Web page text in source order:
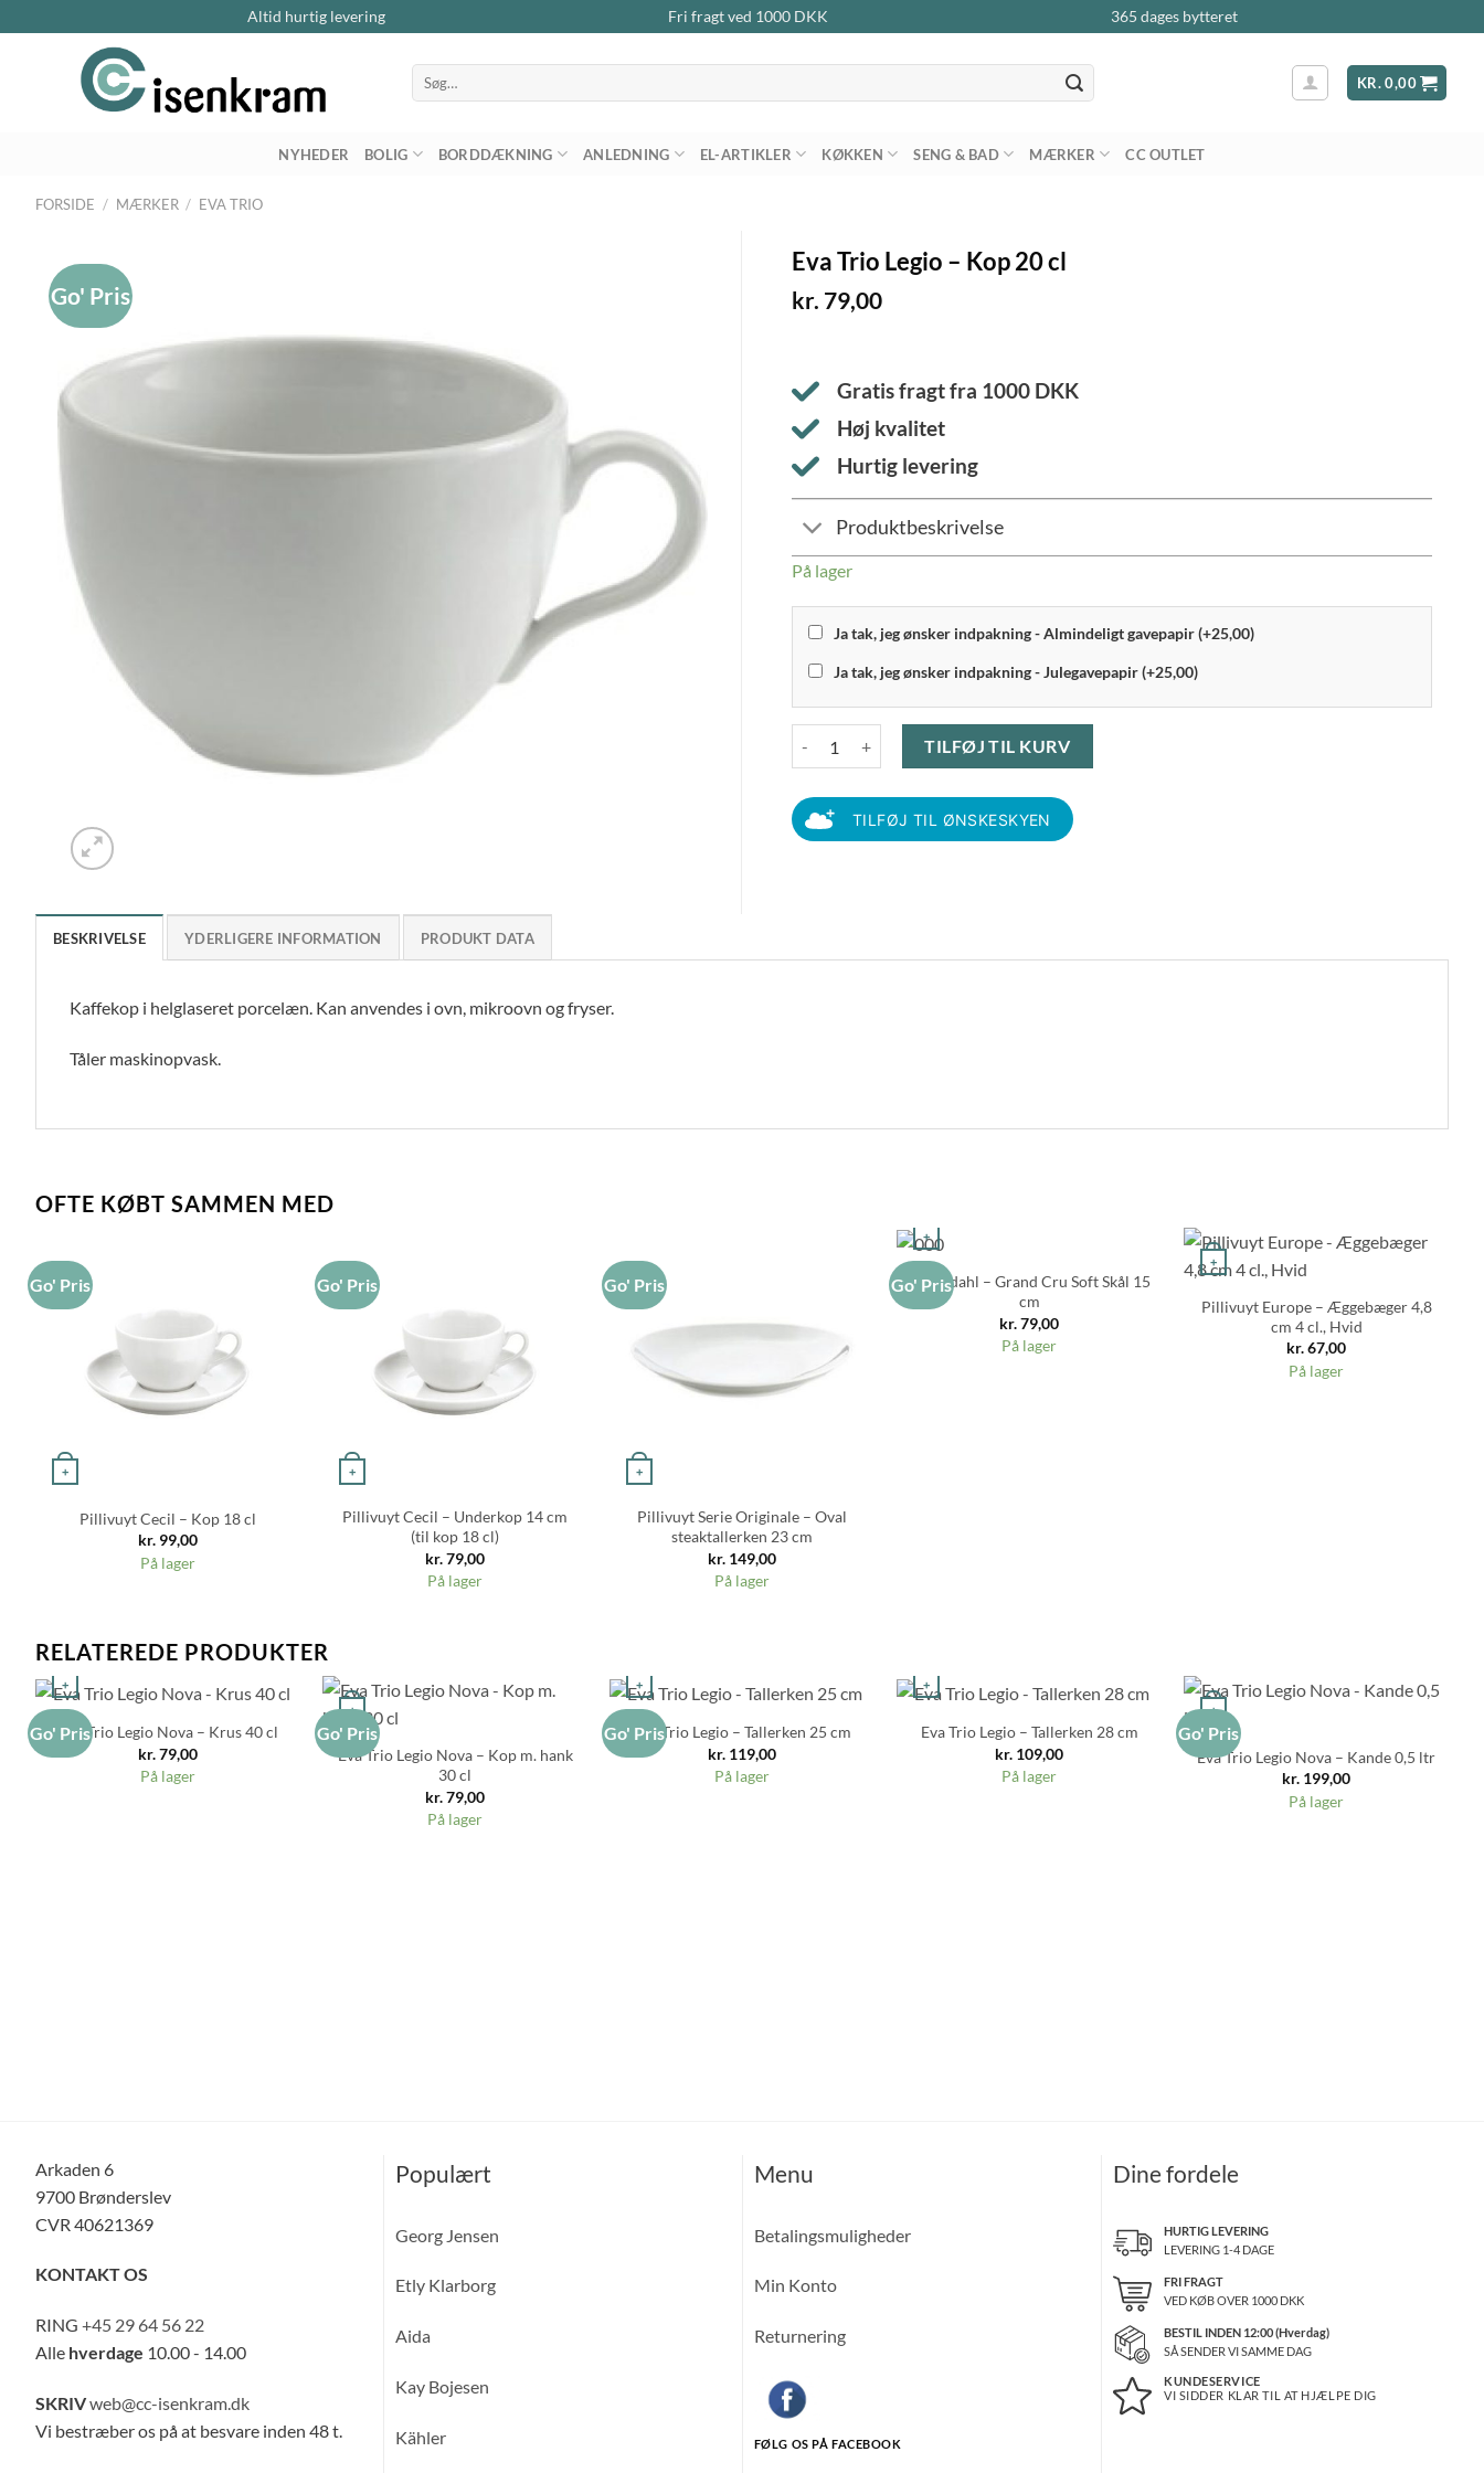
Altid hurtig levering Fri fragt ved 1000DKK 365 dages bytteret
Søg
efter:
KR.0,00
NYHEDER BOLIG BORDDÆKNING ANLEDNING EL-ARTIKLER KØKKEN SENG & BAD MÆRKER CC OUTLET
FORSIDE / MÆRKER / EVA TRIO
Go' Pris
Eva Trio Legio – Kop 20 cl
kr. 79,00
Gratis fragt fra 1000 DKK
Høj kvalitet
Hurtig levering
Produktbeskrivelse
På lager
Ja tak, jeg ønsker indpakning - Almindeligt gavepapir (+25,00)
Ja tak, jeg ønsker indpakning - Julegavepapir (+25,00)
TILFØJ TIL KURV
TILFØJ TIL ØNSKESKYEN
BESKRIVELSE YDERLIGERE INFORMATION PRODUKT DATA
Kaffekop i helglaseret porcelæn. Kan anvendes i ovn, mikroovn og fryser.
Tåler maskinopvask.
OFTE KØBT SAMMEN MED
Go' Pris
+
Pillivuyt Cecil – Kop 18 cl
kr. 99,00
På lager
Go' Pris
+
Pillivuyt Cecil – Underkop 14 cm
(til kop 18 cl)
kr.79,00
På lager
Go' Pris
+
Pillivuyt Serie Originale – Oval
steaktallerken 23 cm
kr. 149,00
På lager
Go' Pris
+
Rosendahl – Grand Cru Soft Skål 15
cm
kr.79,00
På lager
+
Pillivuyt Europe – Æggebæger 4,8
cm 4 cl., Hvid
kr.67,00
På lager
RELATEREDE PRODUKTER
Go' Pris
+
Eva Trio Legio Nova – Krus 40 cl
kr.79,00
På lager
Go' Pris
+
Eva Trio Legio Nova – Kop m. hank
30 cl
kr.79,00
På lager
Go' Pris
+
Eva Trio Legio – Tallerken 25 cm
kr. 119,00
På lager
+
Eva Trio Legio – Tallerken 28 cm
kr. 109,00
På lager
Go' Pris
+
Eva Trio Legio Nova – Kande 0,5 ltr
kr. 199,00
På lager
Arkaden 6
9700 Brønderslev
CVR 40621369
KONTAKT OS
RING +45 29 64 56 22
Alle hverdage 10.00 - 14.00
SKRIVweb@cc-isenkram.dk
Vi bestræber os på at besvare inden 48 t.
Populært
Georg Jensen
Etly Klarborg
Aida
Kay Bojesen
Kähler
Menu
Betalingsmuligheder
Min Konto
Returnering
FØLG OS PÅ FACEBOOK
Dine fordele
HURTIG LEVERING
LEVERING 1-4 DAGE
FRI FRAGT
VED KØB OVER 1000DKK
BESTIL INDEN 12:00 (Hverdag)
SÅ SENDER VI SAMME DAG
KUNDESERVICE
VI SIDDER KLAR TIL AT HJÆLPE DIG